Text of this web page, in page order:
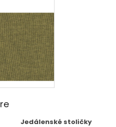
Jedálenské stoličky